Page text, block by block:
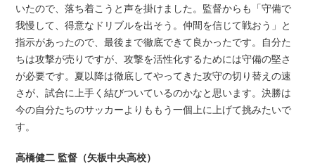
いたので、落ち着こうと声を掛けました。監督からも「守備で
我慢して、得意なドリブルを出そう。仲間を信じて戦おう」と
指示があったので、最後まで徹底できて良かったです。自分た
ちは攻撃が売りですが、攻撃を活性化するためには守備の堅さ
が必要です。夏以降は徹底してやってきた攻守の切り替えの速
さが、試合に上手く結びついているのかなと思います。決勝は
今の自分たちのサッカーよりももう一個上に上げて挑みたいで
す。
高橋健二 監督（矢板中央高校）